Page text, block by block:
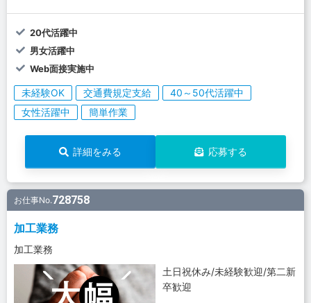
20代活躍中
男女活躍中
Web面接実施中
未経験OK 交通費規定支給
40～50代活躍中
女性活躍中
簡単作業
詳細をみる 応募する
お仕事No.728758
加工業務
加工業務
土日祝休み/未経験歓迎/第二新
卒歓迎